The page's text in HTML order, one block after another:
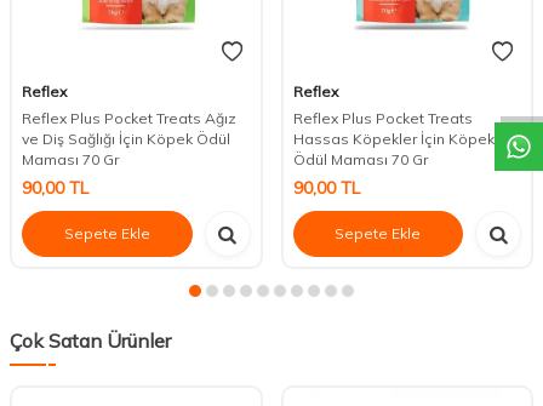
DESTEK
Reflex
Reflex Plus Pocket Treats Ağız
ve Diş Sağlığı İçin Köpek Ödül
Maması 70 Gr
90,00TL
Sepete Ekle
Reflex
Reflex Plus Pocket Treats
Hassas Köpekler İçin Köpek
Ödül Maması 70 Gr
90,00TL
Sepete Ekle
Çok Satan Ürünler